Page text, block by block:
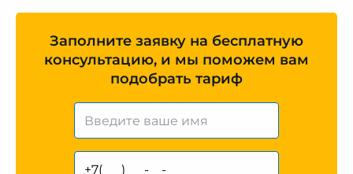
Заполните заявку на бесплатную
консультацию, и мы поможем вам
подобрать тариф